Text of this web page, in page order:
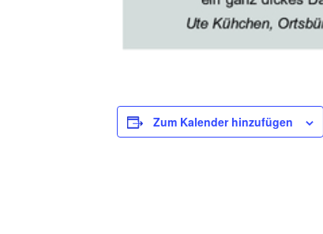
Zum Kalender hinzufügen